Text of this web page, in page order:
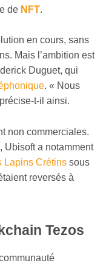
de NFT.
en cours, sans
Mais l’ambition est
Duguet, qui
. « Nous
t-il ainsi.
non commerciales.
Ubisoft a notamment
Lapins Crétins sous
reversés à
Tezos